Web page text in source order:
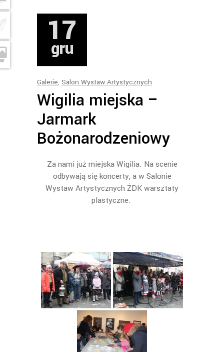
17
gru
Galerie, Salon Wystaw Artystycznych
Wigilia miejska –
Jarmark
Bożonarodzeniowy
Za nami już miejska Wigilia. Na scenie
odbywają się koncerty, a w Salonie
Wystaw Artystycznych ŻDK warsztaty
plastyczne.